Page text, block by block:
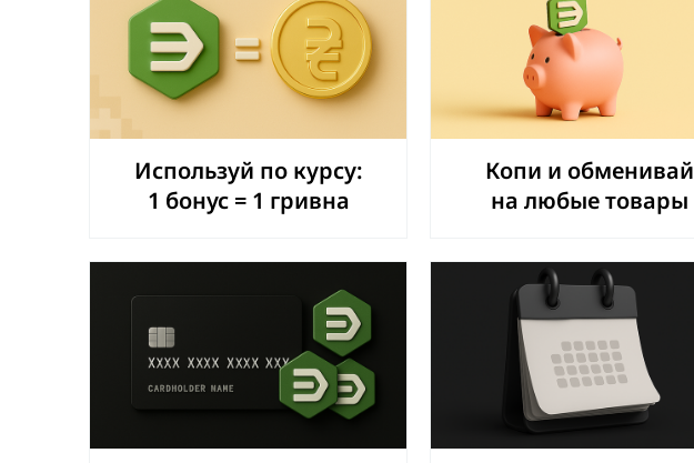
Используй по курсу:
1 бонус = 1 гривна
Копи и обменивай
на любые товары